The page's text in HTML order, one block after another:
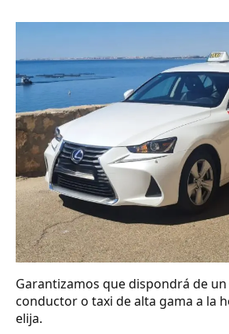
Garantizamos que dispondrá de
conductor o taxi de alta gama a la
elija.